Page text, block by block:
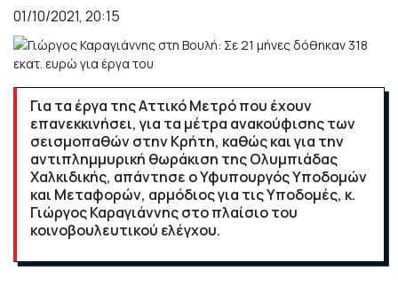
01/10/2021, 20:15
Για τα έργα της Αττικό Μετρό που έχουν
επανεκκινήσει, για τα μέτρα ανακούφισης των
σεισμοπαθών στην Κρήτη, καθώς και για την
αντιπλημμυρική θωράκιση της Ολυμπιάδας
Χαλκιδικής, απάντησε ο Υφυπουργός Υποδομών
και Μεταφορών, αρμόδιος για τις Υποδομές, κ.
Γιώργος Καραγιάννης στο πλαίσιο του
κοινοβουλευτικού ελέγχου.